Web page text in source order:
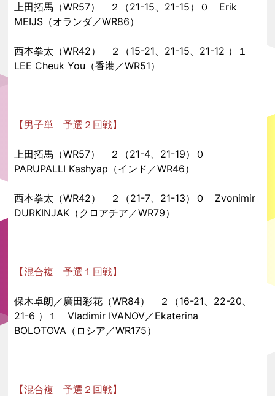
上田拓馬（WR57） ２（21-15、21-15）０ Erik
MEIJS（オランダ／WR86）
西本拳太（WR42） ２（15-21、21-15、21-12 ）１
LEE Cheuk You（香港／WR51）
【男子単 予選２回戦】
上田拓馬（WR57） ２（21-4、21-19）０
PARUPALLI Kashyap（インド／WR46）
西本拳太（WR42） ２（21-7、21-13）０ Zvonimir
DURKINJAK（クロアチア／WR79）
【混合複 予選１回戦】
保木卓朗／廣田彩花（WR84） ２（16-21、22-20、
21-6 ）１ Vladimir IVANOV／Ekaterina
BOLOTOVA（ロシア／WR175）
【混合複 予選２回戦】